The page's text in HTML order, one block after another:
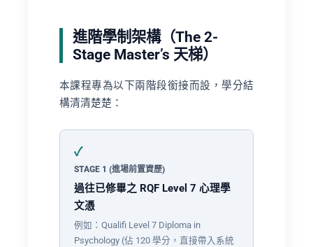
進階學制架構（The 2-
Stage Master’s 天梯）
本課程專為以下兩階段銜接而設，學分結
構清清楚楚：
STAGE 1 (進場前置資歷)
過往已修畢之 RQF Level 7 心理學
文憑
例如：Qualifi Level 7 Diploma in
Psychology (佔 120 學分，直接帶入系統